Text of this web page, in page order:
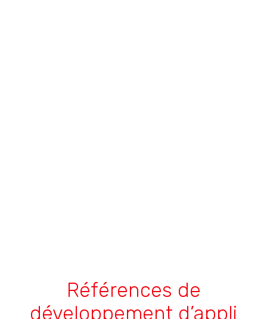
Références de
développement d’appli